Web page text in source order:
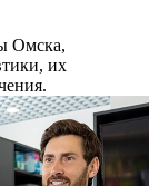
Омска,
их